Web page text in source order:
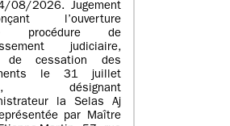
08/2026. Jugement
l’ouverture
procédure de
judiciaire,
de cessation des
le 31 juillet
désignant
la Selas Aj
par Maître